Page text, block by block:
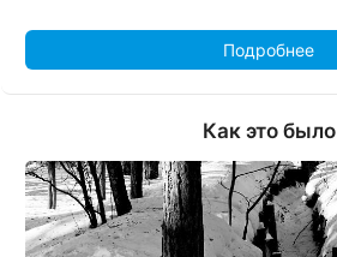
Подробнее
Как это было